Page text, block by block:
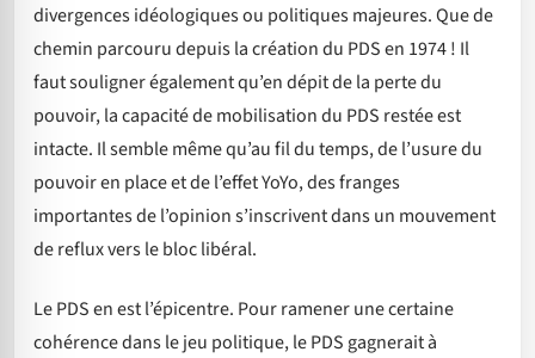
divergences idéologiques ou politiques majeures. Que de
chemin parcouru depuis la création du PDS en 1974 ! Il
faut souligner également qu’en dépit de la perte du
pouvoir, la capacité de mobilisation du PDS restée est
intacte. Il semble même qu’au fil du temps, de l’usure du
pouvoir en place et de l’effet YoYo, des franges
importantes de l’opinion s’inscrivent dans un mouvement
de reflux vers le bloc libéral.
Le PDS en est l’épicentre. Pour ramener une certaine
cohérence dans le jeu politique, le PDS gagnerait à